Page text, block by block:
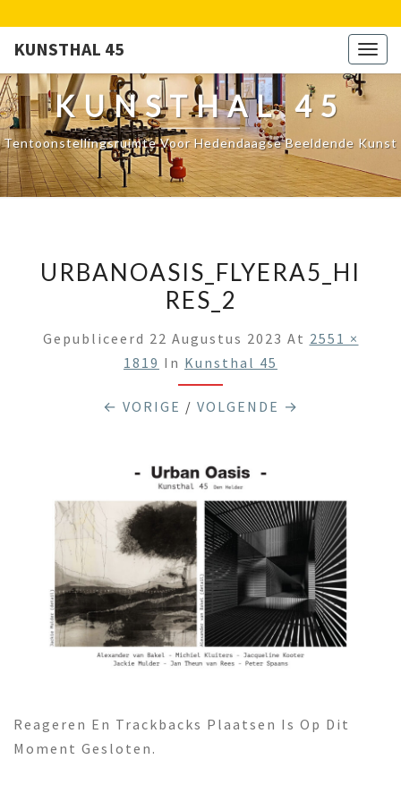
KUNSTHAL 45
KUNSTHAL 45
Tentoonstellingsruimte Voor Hedendaagse Beeldende Kunst
URBANOASIS_FLYERA5_HI
RES_2
Gepubliceerd 22 Augustus 2023 At 2551 ×
1819 In Kunsthal 45
← VORIGE / VOLGENDE →
Reageren En Trackbacks Plaatsen Is Op Dit
Moment Gesloten.